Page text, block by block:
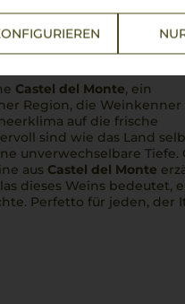
voller Geschichte
Castel del Monte, ein
Region, die Weinkenner
auf die frische
sind wie das Land
unverwechselbare Tiefe.
aus Castel del Monte
dieses Weins bedeutet,
Perfetto für jeden, der